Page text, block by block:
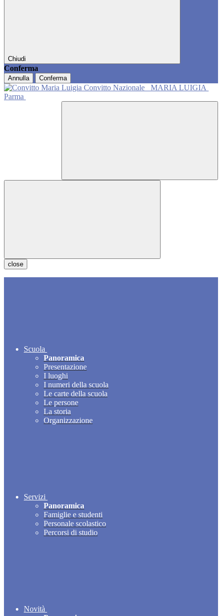
Chiudi
Conferma
Annulla Conferma
Convitto Nazionale
MARIA LUIGIA
Parma
close
Scuola
Panoramica
Presentazione
I luoghi
I numeri della scuola
Le carte della scuola
Le persone
La storia
Organizzazione
Servizi
Panoramica
Famiglie e studenti
Personale scolastico
Percorsi di studio
Novità